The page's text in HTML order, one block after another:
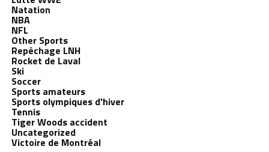
Natation
NBA
NFL
Other Sports
Repêchage LNH
Rocket de Laval
Ski
Soccer
Sports amateurs
Sports olympiques d'hiver
Tennis
Tiger Woods accident
Uncategorized
Victoire de Montréal